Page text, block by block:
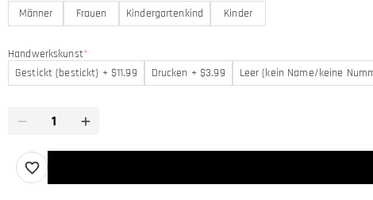
Männer
Frauen Kindergartenkind Kinder
Handwerkskunst*
Gestickt (bestickt) + $11.99
Drucken + $3.99 Leer (kein Name/keine